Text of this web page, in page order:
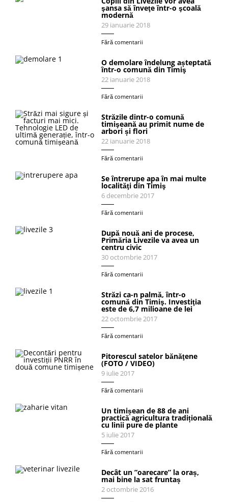
şansa să înveţe într-o şcoală
modernă
29 ianuarie 2018
Fără comentarii
O demolare îndelung așteptată
într-o comună din Timiş
22 ianuarie 2018
Fără comentarii
Străzile dintr-o comună
timişeană au primit nume de
arbori și flori
22 ianuarie 2018
Fără comentarii
Se întrerupe apa în mai multe
localităţi din Timiş
6 decembrie 2017
Fără comentarii
După nouă ani de procese,
Primăria Livezile va avea un
centru civic
30 octombrie 2017
Fără comentarii
Străzi ca-n palmă, într-o
comună din Timiş. Investiţia
este de 6,7 milioane de lei
22 octombrie 2017
Fără comentarii
Pitorescul satelor bănăţene
(FOTO / VIDEO)
9 iulie 2017
Fără comentarii
Un timișean de 88 de ani
practică agricultura tradițională
cu linii pure de plante
5 iulie 2017
Fără comentarii
Decât un ”oarecare” la oraș,
mai bine la sat fruntaș
2 octombrie 2016